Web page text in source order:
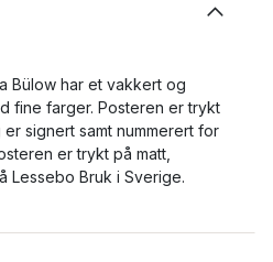
Bülow har et vakkert og
fine farger. Posteren er trykt
signert samt nummerert for
er trykt på matt,
Lessebo Bruk i Sverige.